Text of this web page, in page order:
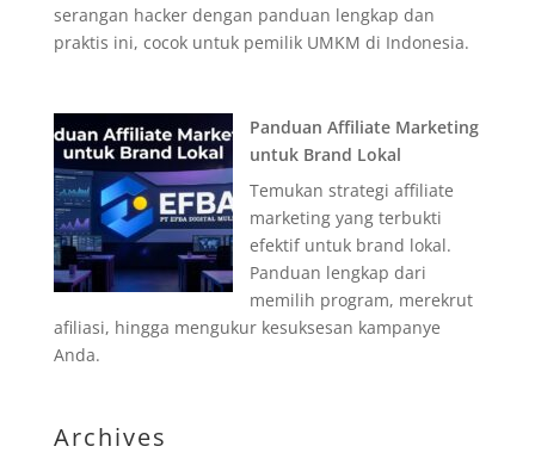
serangan hacker dengan panduan lengkap dan
praktis ini, cocok untuk pemilik UMKM di Indonesia.
Panduan Affiliate Marketing
untuk Brand Lokal
Temukan strategi affiliate
marketing yang terbukti
efektif untuk brand lokal.
Panduan lengkap dari
memilih program, merekrut
afiliasi, hingga mengukur kesuksesan kampanye
Anda.
Archives